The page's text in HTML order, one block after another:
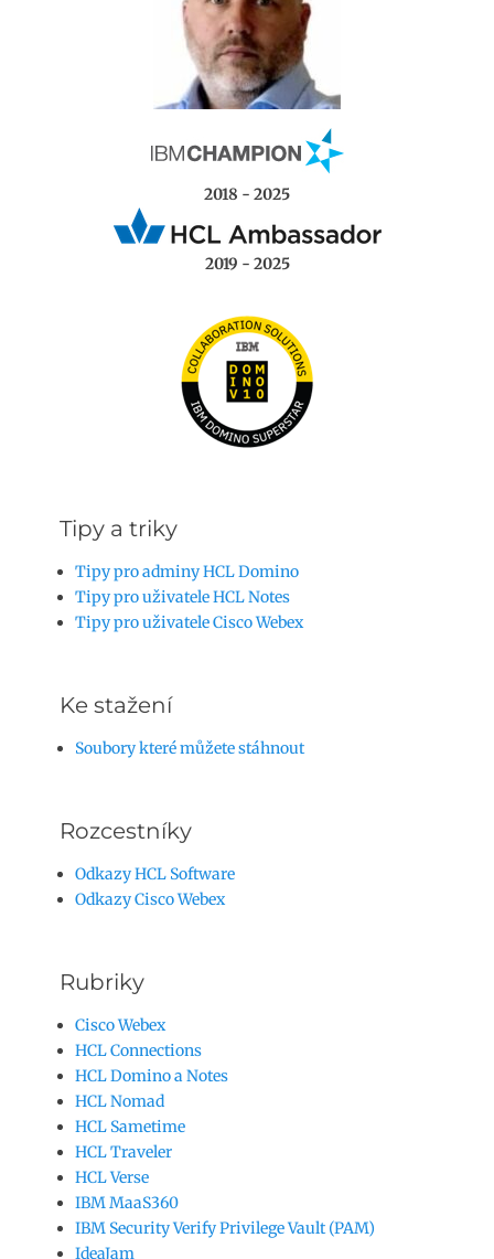
2018 - 2025
2019 - 2025
Tipy a triky
Tipy pro adminy HCL Domino
Tipy pro uživatele HCL Notes
Tipy pro uživatele Cisco Webex
Ke stažení
Soubory které můžete stáhnout
Rozcestníky
Odkazy HCL Software
Odkazy Cisco Webex
Rubriky
Cisco Webex
HCL Connections
HCL Domino a Notes
HCL Nomad
HCL Sametime
HCL Traveler
HCL Verse
IBM MaaS360
IBM Security Verify Privilege Vault (PAM)
IdeaJam